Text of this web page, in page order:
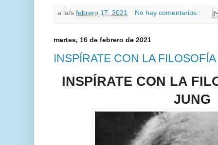
a la/s febrero 17, 2021 No hay comentarios.:
martes, 16 de febrero de 2021
INSPÍRATE CON LA
INSPÍRATE CON LA
JUNG